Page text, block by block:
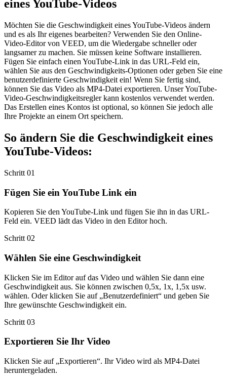
eines YouTube-Videos
Möchten Sie die Geschwindigkeit eines YouTube-Videos ändern
und es als Ihr eigenes bearbeiten? Verwenden Sie den Online-
Video-Editor von VEED, um die Wiedergabe schneller oder
langsamer zu machen. Sie müssen keine Software installieren.
Fügen Sie einfach einen YouTube-Link in das URL-Feld ein,
wählen Sie aus den Geschwindigkeits-Optionen oder geben Sie eine
benutzerdefinierte Geschwindigkeit ein! Wenn Sie fertig sind,
können Sie das Video als MP4-Datei exportieren. Unser YouTube-
Video-Geschwindigkeitsregler kann kostenlos verwendet werden.
Das Erstellen eines Kontos ist optional, so können Sie jedoch alle
Ihre Projekte an einem Ort speichern.
So ändern Sie die Geschwindigkeit eines
YouTube-Videos:
Schritt 01
Fügen Sie ein YouTube Link ein
Kopieren Sie den YouTube-Link und fügen Sie ihn in das URL-
Feld ein. VEED lädt das Video in den Editor hoch.
Schritt 02
Wählen Sie eine Geschwindigkeit
Klicken Sie im Editor auf das Video und wählen Sie dann eine
Geschwindigkeit aus. Sie können zwischen 0,5x, 1x, 1,5x usw.
wählen. Oder klicken Sie auf „Benutzerdefiniert“ und geben Sie
Ihre gewünschte Geschwindigkeit ein.
Schritt 03
Exportieren Sie Ihr Video
Klicken Sie auf „Exportieren“. Ihr Video wird als MP4-Datei
heruntergeladen.